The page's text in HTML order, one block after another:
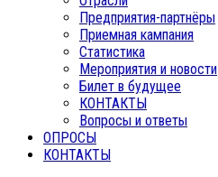
Предприятия-партнёры
Приемная кампания
Статистика
Мероприятия и новости
Билет в будущее
КОНТАКТЫ
Вопросы и ответы
ОПРОСЫ
КОНТАКТЫ